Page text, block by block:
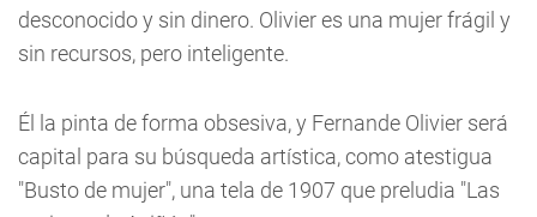
desconocido y sin dinero. Olivier es una mujer frágil y
sin recursos, pero inteligente.
Él la pinta de forma obsesiva, y Fernande Olivier será
capital para su búsqueda artística, como atestigua
"Busto de mujer", una tela de 1907 que preludia "Las